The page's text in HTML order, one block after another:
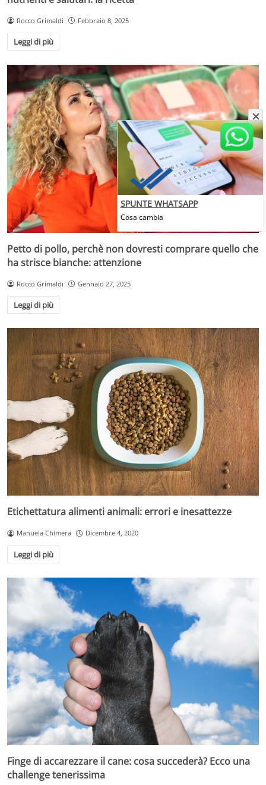
Rocco Grimaldi Febbraio 8, 2025
Leggi di più
Petto di pollo, perchè non dovresti comprare quello che
ha strisce bianche: attenzione
Rocco Grimaldi Gennaio 27, 2025
Leggi di più
Etichettatura alimenti animali: errori e inesattezze
Manuela Chimera Dicembre 4, 2020
Leggi di più
Finge di accarezzare il cane: cosa succederà? Ecco una
challenge tenerissima
SPUNTE WHATSAPP
Cosa cambia